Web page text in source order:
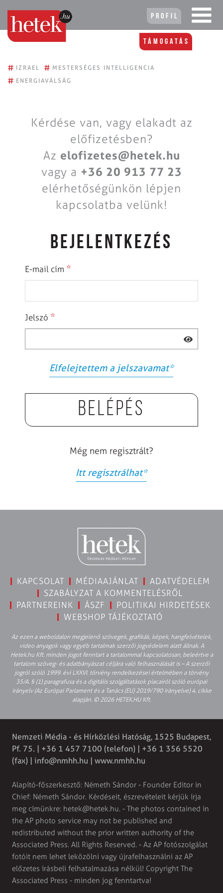
Profil
Támogatás
# IZRAEL # MESTERSÉGES INTELLIGENCIA
# ENERGIAVÁLSÁG
Kérdése van, vagy elakadt az
előfizetésben?
Az elofizetes@hetek.hu
vagy a +36 20 913 77 23
elérhetőségünkön lépjen
kapcsolatba velünk!
BEJELENTKEZÉS
E-mail cím *
Jelszó *
Elfelejtettem a jelszavamat*
Belépés
Még nem regisztrált?
Itt regisztrálhat*
KAPCSOLAT MÉDIAAJÁNLAT
ADATVÉDELEM
SZABÁLYZAT A KOMMENTELÉSRŐL
PARTNEREINK
ÁSZF
POLITIKAI HIRDETÉSEK
WEBSHOP TÁJÉKOZTATÓ
Az ezen a weboldalon megjelenő szövegek, grafikák, képek, hangfelvételek,
video anyagok vagy egyéb tartalmak szerzői jogvédelem alatt állnak. A
Hetek.hu Kft. minden jogot fenntart a tartalommal kapcsolatosan, beleértve a
tartalom szöveg- és adatbányászat céljára való felhasználását is – A szerzői
jogról szóló 1999. évi LXXVI. törvény rendelkezései értelmében a törvény
35/A. § (1) paragrafusa és a digitális szolgáltatások piacairól szóló európai
irányelv (Az Európai Parlament és a Tanács (EU) 2019/790 Irányelve) 4. cikke
alapján. © 2026 HETEK.HU Kft.
Nemzeti Média - és Hírközlési Hatóság, 1525 Budapest,
Pf. 75. | +36 1 457 7100 (telefon) | +36 1 356 5520
(fax) | info@nmhh.hu | www.nmhh.hu
Alapító-főszerkesztő: Németh Sándor - Founder Editor in
Chief: Németh Sándor. Kérdéseit, észrevételeit kérjük írja
meg címünkre: hetek@hetek.hu. - The photos contained in
the AP photo service may not be published and
redistributed without the prior written authority of the
Associated Press. All Rights Reserved. - Az AP fotószolgálat
fotóit nem lehet leközölni vagy újrafelhasználni az AP
előzetes írásbeli felhatalmazása nélkül! Copyright The
Associated Press - minden jog fenntartva!